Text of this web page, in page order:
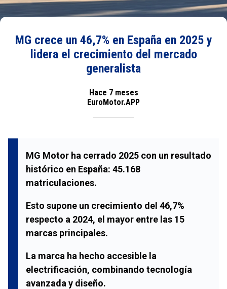
MG crece un 46,7% en España en 2025 y
lidera el crecimiento del mercado
generalista
Hace 7 meses
EuroMotor.APP
MG Motor ha cerrado 2025 con un resultado
histórico en España: 45.168
matriculaciones.
Esto supone un crecimiento del 46,7%
respecto a 2024, el mayor entre las 15
marcas principales.
La marca ha hecho accesible la
electrificación, combinando tecnología
avanzada y diseño.